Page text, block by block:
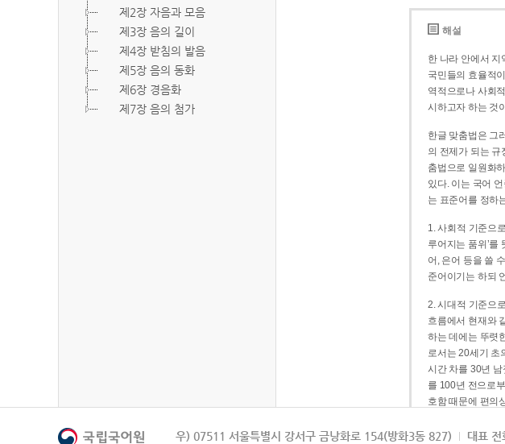
제2장 자음과 모음
제3장 음의 길이
제4장 받침의 발음
제5장 음의 동화
제6장 경음화
제7장 음의 첨가
해설
한 나라 안에서
국민들의 효율적
역적으로나 사회
시하고자 하는 것
한글 맞춤법은 그
의 전제가 되는 규
춤법으로 일원화
있다. 이는 국어
는 표준어를 정하
1. 사회적 기준으
루어지는 품위’를
어, 은어 등을 쓸
준어이기는 하되
2. 시대적 기준으
흐름에서 현재와
하는 데에는 뚜렷
로서는 20세기 초
시간 차를 30년
를 100년 전으로
호함 때문에 편의
3. 지역적 기준으
우) 07511 서울특별시 강서구 금낭화로 154(방화3동 827) 대표